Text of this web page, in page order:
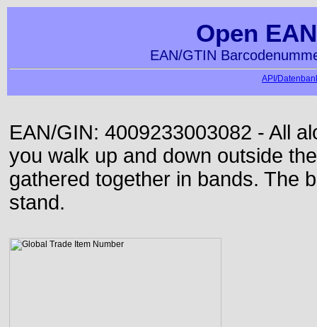
Open
EAN/GTIN
API/
EAN/GIN: 4009233003082 - All
you walk up and down outside
gathered together in bands. The
stand.